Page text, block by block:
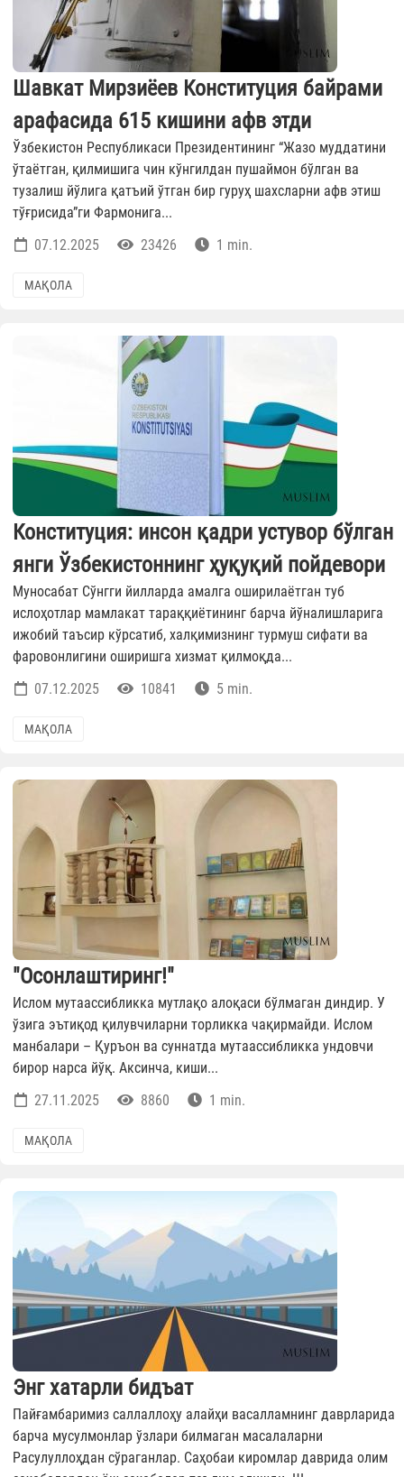
Шавкат Мирзиёев Конституция байрами
арафасида 615 кишини афв этди
Ўзбекистон Республикаси Президентининг “Жазо муддатини
ўтаётган, қилмишига чин кўнгилдан пушаймон бўлган ва
тузалиш йўлига қатъий ўтган бир гуруҳ шахсларни афв этиш
тўғрисида”ги Фармонига...
07.12.2025
23426 1 min.
МАҚОЛА
Конституция: инсон қадри устувор бўлган
янги Ўзбекистоннинг ҳуқуқий пойдевори
Муносабат Сўнгги йилларда амалга оширилаётган туб
ислоҳотлар мамлакат тараққиётининг барча йўналишларига
ижобий таъсир кўрсатиб, халқимизнинг турмуш сифати ва
фаровонлигини оширишга хизмат қилмоқда...
07.12.2025
10841 5 min.
МАҚОЛА
"Осонлаштиринг!"
Ислом мутаассибликка мутлақо алоқаси бўлмаган диндир. У
ўзига эътиқод қилувчиларни торликка чақирмайди. Ислом
манбалари – Қуръон ва суннатда мутаассибликка ундовчи
бирор нарса йўқ. Аксинча, киши...
27.11.2025
8860 1 min.
МАҚОЛА
Энг хатарли бидъат
Пайғамбаримиз саллаллоҳу алайҳи васалламнинг даврларида
барча мусулмонлар ўзлари билмаган масалаларни
Расулуллоҳдан сўраганлар. Саҳобаи киромлар даврида олим